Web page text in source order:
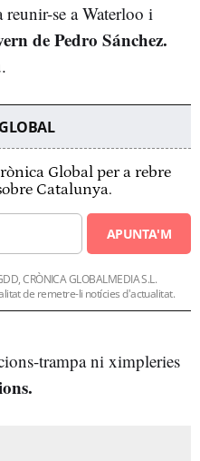
se a Waterloo i
de Pedro Sánchez.
Global per a rebre
Catalunya.
APUNTA'M
CRÒNICA GLOBALMEDIA S.L.
de remetre-li notícies d'actualitat.
trampa ni ximpleries